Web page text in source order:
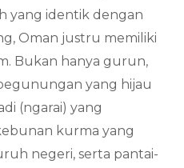
yang identik dengan
Oman justru memiliki
Bukan hanya gurun,
yang hijau
(ngarai) yang
kurma yang
negeri, serta pantai-